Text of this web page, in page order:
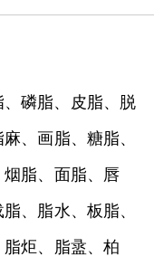
磷脂、皮脂、脱
、画脂、糖脂、
脂、面脂、唇
、脂水、板脂、
炬、脂盝、柏